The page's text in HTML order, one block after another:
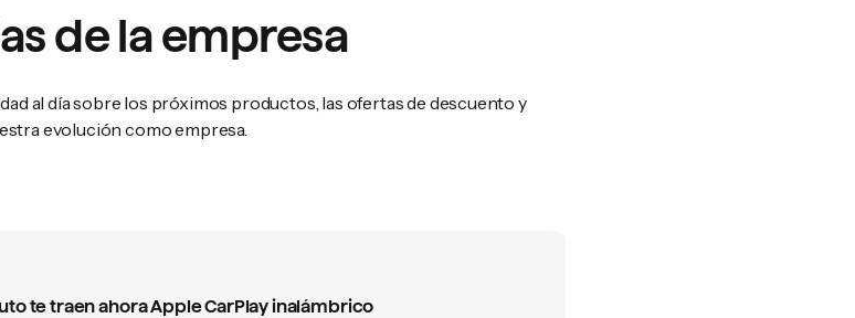
de la empresa
al día sobre los próximos productos, las ofertas de descuento y
evolución como empresa.
te traen ahora Apple CarPlay inalámbrico